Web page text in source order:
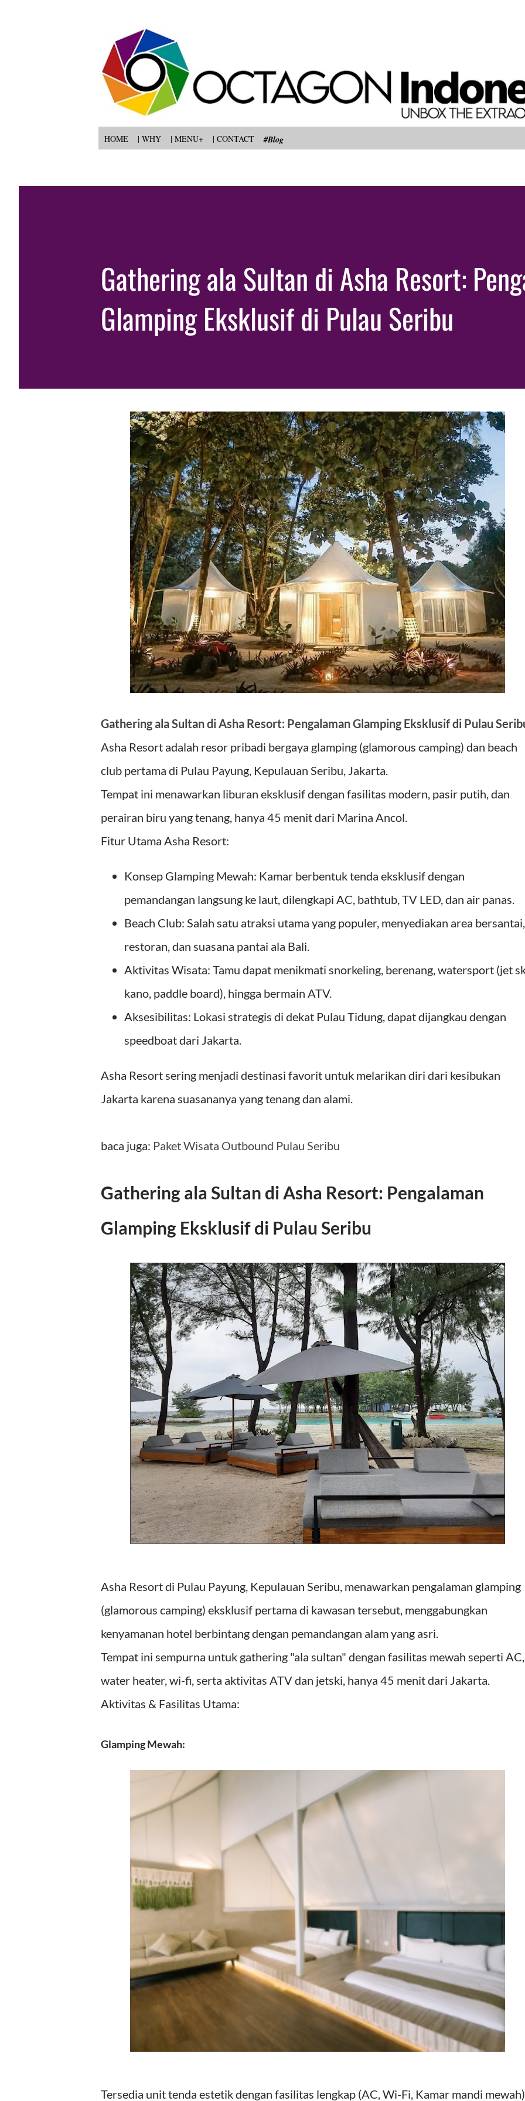
HOME | WHY | MENU+ | CONTACT #Blog
Gathering ala Sultan di Asha Resort:
Glamping Eksklusif di Pulau Seribu
Gathering ala Sultan di Asha Resort: Pengalaman Glamping Eksklusif di Pulau
Asha Resort adalah resor pribadi bergaya glamping (glamorous camping) dan beach
club pertama di Pulau Payung, Kepulauan Seribu, Jakarta.
Tempat ini menawarkan liburan eksklusif dengan fasilitas modern, pasir putih, dan
perairan biru yang tenang, hanya 45 menit dari Marina Ancol.
Fitur Utama Asha Resort:
Konsep Glamping Mewah: Kamar berbentuk tenda eksklusif dengan
pemandangan langsung ke laut, dilengkapi AC, bathtub, TV LED, dan air panas.
Beach Club: Salah satu atraksi utama yang populer, menyediakan area bersantai,
restoran, dan suasana pantai ala Bali.
Aktivitas Wisata: Tamu dapat menikmati snorkeling, berenang, watersport (jet
kano, paddle board), hingga bermain ATV.
Aksesibilitas: Lokasi strategis di dekat Pulau Tidung, dapat dijangkau dengan
speedboat dari Jakarta.
Asha Resort sering menjadi destinasi favorit untuk melarikan diri dari kesibukan
Jakarta karena suasananya yang tenang dan alami.
baca juga: Paket Wisata Outbound Pulau Seribu
Gathering ala Sultan di Asha Resort: Pengalaman
Glamping Eksklusif di Pulau Seribu
Asha Resort di Pulau Payung, Kepulauan Seribu, menawarkan pengalaman glamping
(glamorous camping) eksklusif pertama di kawasan tersebut, menggabungkan
kenyamanan hotel berbintang dengan pemandangan alam yang asri.
Tempat ini sempurna untuk gathering "ala sultan" dengan fasilitas mewah seperti AC,
water heater, wi-fi, serta aktivitas ATV dan jetski, hanya 45 menit dari Jakarta.
Aktivitas & Fasilitas Utama:
Glamping Mewah:
Tersedia unit tenda estetik dengan fasilitas lengkap (AC, Wi-Fi, Kamar mandi mewah)